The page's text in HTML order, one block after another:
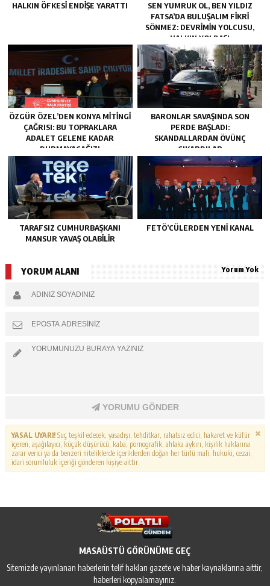
HALKIN ÖFKESI ENDIŞE YARATTI
SEN YUMRUK OL, BEN YILDIZ
FATSA’DA BULUŞALIM FIKRI
SÖNMEZ: DEVRIMIN YOLCUSU,
HALKIN YOLDAŞI
ÖZGÜR ÖZEL’DEN KONYA MITINGI
ÇAĞRISI: BU TOPRAKLARA
ADALET GELENE KADAR
DURMAYACAĞIZ!
BARONLAR SAVAŞINDA SON
PERDE BAŞLADI:
SKANDALLARDAN ÖVÜNÇ
ÇIKARDILAR
TARAFSIZ CUMHURBAŞKANI
MANSUR YAVAŞ OLABİLİR
FETÖ’CÜLERDEN YENI KANAL
YORUM ALANI Yorum Yok
YORUMU GÖNDER
YASAL UYARI!Suç teşkil edecek, yasadışı, tehditkar, rahatsız edici, hakaret ve küfür
içeren, aşağılayıcı, küçük düşürücü, kaba, pornografik, ahlaka aykırı, kişilik haklarına
zarar verici ya da benzeri niteliklerde içeriklerden doğan her türlü mali, hukuki, cezai,
idari sorumluluk içeriği gönderen kişiye aittir.
MASAÜSTÜ GÖRÜNÜME GEÇ
Sitemizde yayınlanan haberlerin telif hakları gazete ve haber kaynaklarına aittir,
haberleri kopyalamayınız.